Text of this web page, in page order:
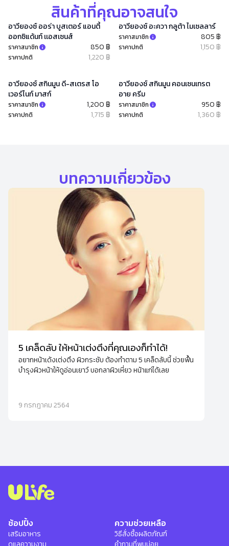
สินค้าที่คุณอาจสนใจ
อาวียองซ์ ออร่า บูสเตอร์ แอนตี้
ออกซิแด้นท์ เเอสเซนส์
ราคาสมาชิก 850 ฿
ราคาปกติ 1,220 ฿
อาวียองซ์ อะควา กลูต้า ไมเซลลาร์
ราคาสมาชิก 805 ฿
ราคาปกติ 1,150 ฿
อาวียองซ์ สกินมูน ดี-สเตรส โอ
เวอร์ไนท์ มาสก์
ราคาสมาชิก 1,200 ฿
ราคาปกติ 1,715 ฿
อาวียองซ์ สกินมูน คอนเซนเทรต
อาย ครีม
ราคาสมาชิก 950 ฿
ราคาปกติ 1,360 ฿
บทความเกี่ยวข้อง
5 เคล็ดลับ ให้หน้าเต่งตึงที่คุณเองก็ทำได้!
อยากหน้าเด้งเต่งตึง ผิวกระชับ ต้องทำตาม 5 เคล็ดลับนี้ ช่วยฟื้น
บำรุงผิวหน้าให้ดูอ่อนเยาว์ บอกลาผิวเหี่ยว หน้าแก่ได้เลย
9 กรกฎาคม 2564
ช้อปปิ้ง
เสริมอาหาร
ความช่วยเหลือ
วิธีสั่งซื้อผลิตภัณฑ์